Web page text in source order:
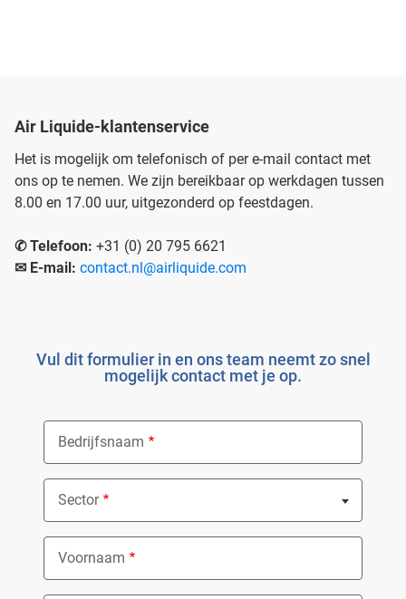
Air Liquide-klantenservice
Het is mogelijk om telefonisch of per e-mail contact met
ons op te nemen. We zijn bereikbaar op werkdagen tussen
8.00 en 17.00 uur, uitgezonderd op feestdagen.
✆ Telefoon: +31 (0) 20 795 6621
✉︎ E-mail: contact.nl@airliquide.com
Vul dit formulier in en ons team neemt zo snel
mogelijk contact met je op.
Bedrijfsnaam
Sector
Nothing selected
Voornaam